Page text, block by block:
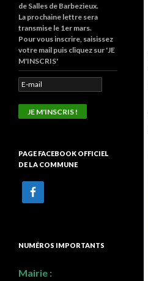
de Salles de Barbezieux.
La prochaine lettre sera
transmise le 1er mars.
Pour vous inscrire, saisissez
votre mail puis cliquez sur 'JE
M'INSCRIS'
PAGE FACEBOOK OFFICIEL
DE LA COMMUNE
NUMÉROS IMPORTANTS
Mairie :